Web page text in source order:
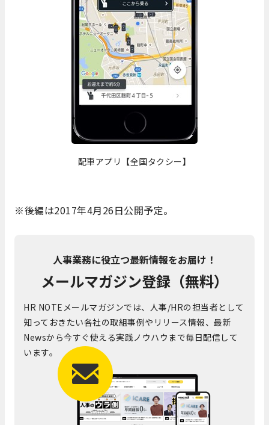
配車アプリ【全国タクシー】
※後編は2017年4月26日公開予定。
人事業務に役立つ最新情報をお届け！
メールマガジン登録（無料）
HR NOTEメールマガジンでは、人事/HRの担当者として
知っておきたい各社の取組事例やリリース情報、最新
Newsから今すぐ使える実践ノウハウまで毎日配信して
います。